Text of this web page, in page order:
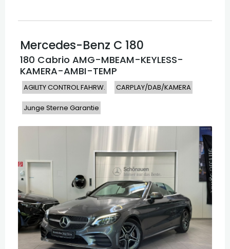
Mercedes-Benz C 180
180 Cabrio AMG-MBEAM-KEYLESS-
KAMERA-AMBI-TEMP
AGILITY CONTROL FAHRW. CARPLAY/DAB/KAMERA
Junge Sterne Garantie